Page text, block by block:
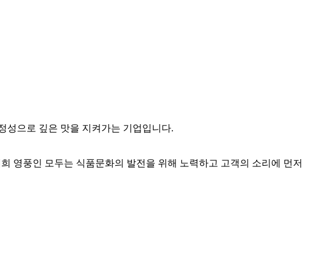
성으로 깊은 맛을 지켜가는 기업입니다.
영풍인 모두는 식품문화의 발전을 위해 노력하고 고객의 소리에 먼저